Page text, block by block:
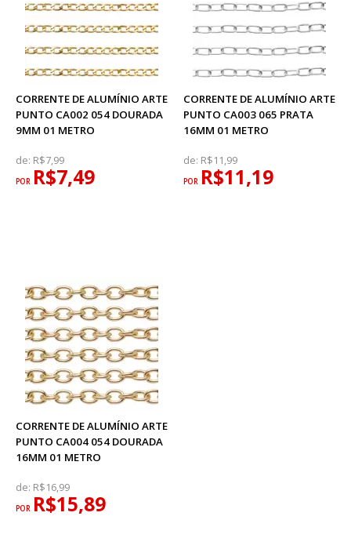
CORRENTE DE ALUMÍNIO ARTE
PUNTO CA002 054 DOURADA
9MM 01 METRO
de: R$7,99
POR R$7,49
CORRENTE DE ALUMÍNIO ARTE
PUNTO CA003 065 PRATA
16MM 01 METRO
de: R$11,99
POR R$11,19
CORRENTE DE ALUMÍNIO ARTE
PUNTO CA004 054 DOURADA
16MM 01 METRO
de: R$16,99
POR R$15,89